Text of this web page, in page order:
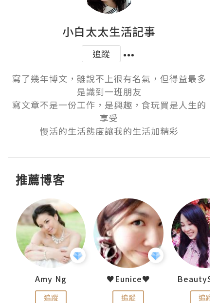
小白太太生活記事
追蹤
寫了幾年博文，雖說不上很有名氣，但得益最多
是識到一班朋友
寫文章不是一份工作，是興趣，食玩買是人生的
享受
慢活的生活態度讓我的生活加精彩
推薦博客
Amy Ng
追蹤
♥Eunice♥
追蹤 追蹤